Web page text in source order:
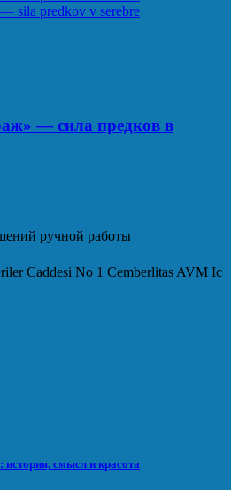
— сила предков в
ручной работы
Caddesi No 1 Cemberlitas AVM Ic
история, смысл и красота